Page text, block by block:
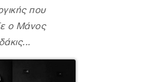
που
ο Μάνος